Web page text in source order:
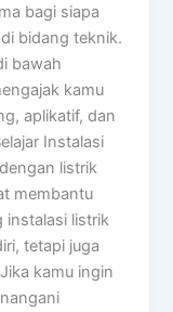
bagi siapa
bidang teknik.
bawah
kamu
aplikatif, dan
Instalasi
listrik
membantu
instalasi listrik
tetapi juga
kamu ingin